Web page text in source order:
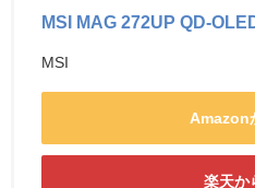
MSI MAG 272UP QD-
MSI
Amazon
楽天か